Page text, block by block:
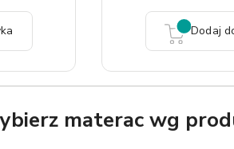
Dodaj
materac wg